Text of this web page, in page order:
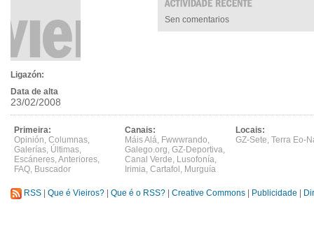
Ligazón:
Data de alta
23/02/2008
Sen comentarios
Primeira:
Opinión, Columnas,
Galerías, Últimas,
Escáneres,Anteriores,
FAQ, Buscador
Canais:
Máis Alá, Fwwwrando,
Galego.org, GZ-Deportiva,
Canal Verde, Lusofonía,
Irimia, Cartafol , Murguía
Locais:
GZ-Sete, Terra Eo-
RSS Que é Vieiros? Que é o RSS? Creative Commons Publicidade